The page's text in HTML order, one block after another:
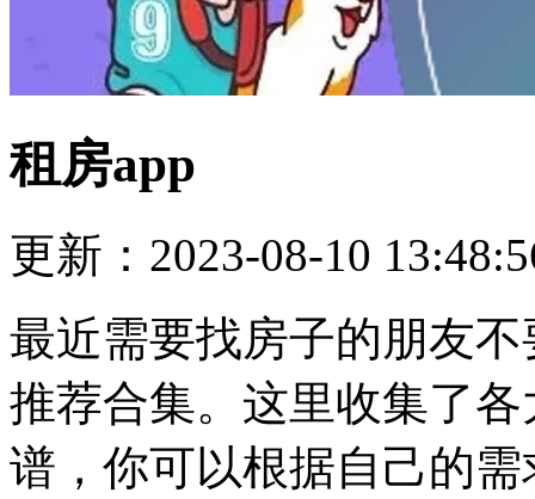
租房app
更新：2023-08-10
最近需要找房子的朋友
推荐合集。这里收集了
谱，你可以根据自己的